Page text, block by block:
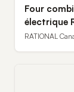
Four
électrique
RATIONAL